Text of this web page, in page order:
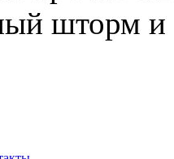
шторм и